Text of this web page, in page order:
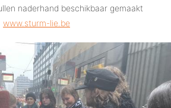
naderhand beschikbaar gemaakt
www.sturm-lie.be